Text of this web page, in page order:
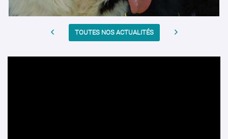
Contact
TOUTES NOS ACTUALITÉS